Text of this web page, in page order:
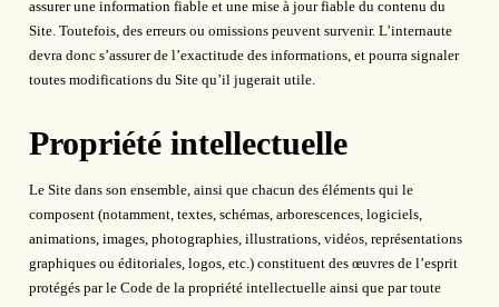
assurer une information fiable et une mise à jour fiable du contenu du
Site. Toutefois, des erreurs ou omissions peuvent survenir. L’internaute
devra donc s’assurer de l’exactitude des informations, et pourra signaler
toutes modifications du Site qu’il jugerait utile.
Propriété intellectuelle
Le Site dans son ensemble, ainsi que chacun des éléments qui le
composent (notamment, textes, schémas, arborescences, logiciels,
animations, images, photographies, illustrations, vidéos, représentations
graphiques ou éditoriales, logos, etc.) constituent des œuvres de l’esprit
protégés par le Code de la propriété intellectuelle ainsi que par toute